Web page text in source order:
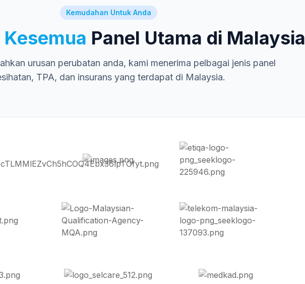
Kemudahan Untuk Anda
Kesemua Panel Utama di Malaysia
urusan perubatan anda, kami menerima pelbagai jenis panel
TPA, dan insurans yang terdapat di Malaysia.